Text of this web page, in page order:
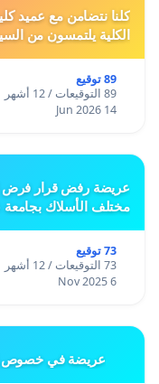
كلنا نتضامن مع عميد
الكلية يلتمسون من
89 توقيع
89 التوقيعات / 12 أشهر
14 Jun 2026
عريضة رفض قرار فرض
مختلف الأسلاك
73 توقيع
73 التوقيعات / 12 أشهر
6 Nov 2025
عريضة في خصوص